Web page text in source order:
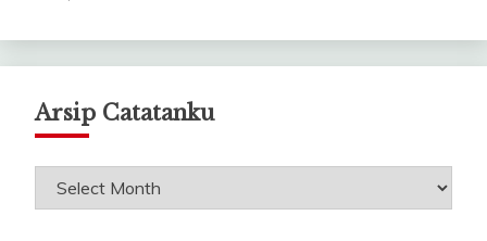
Arsip Catatanku
Arsip
Catatanku